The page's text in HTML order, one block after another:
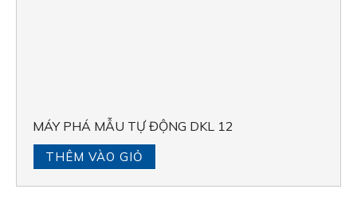
MÁY PHÁ MẪU TỰ ĐỘNG DKL 12
THÊM VÀO GIỎ